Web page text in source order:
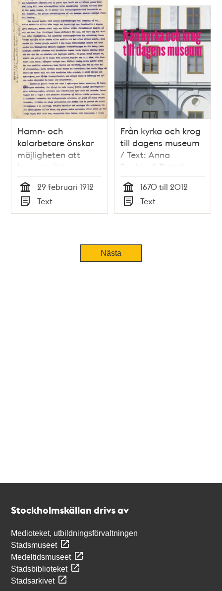
Hamn- och
kolarbetare önskar
möjligheten att
kunna tvätta av sig
efter jobbet
Tid
29 februari 1912
Typ
Text
Från kyrka och krog
till dagens museum
/ Text: Anna
Seidevall-Byström
Tid
1670 till 2012
Typ
Text
TidigareNästa
Stockholmskällan drivs av
Medioteket, utbildningsförvaltningen
Stadsmuseet
Medeltidsmuseet
Stadsbiblioteket
Stadsarkivet